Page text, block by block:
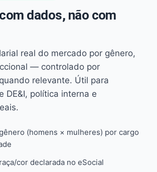
dados, não com
real do mercado por gênero,
— controlado por
relevante. Útil para
DE&I, política interna e
(homens × mulheres) por cargo
cor declarada no eSocial